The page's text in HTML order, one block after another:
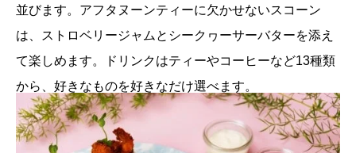
並びます。アフタヌーンティーに欠かせないスコーン
は、ストロベリージャムとシークヮーサーバターを添え
て楽しめます。ドリンクはティーやコーヒーなど13種類
から、好きなものを好きなだけ選べます。